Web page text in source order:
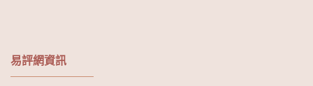
易評網資訊